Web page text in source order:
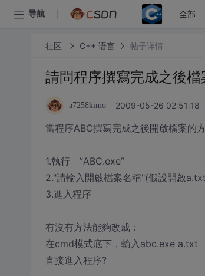
导航 全部
社区 C++ 语言 帖子详情
請問程序撰寫完成之後
a7258kimo 2009-05-26 02:51:18
當程序ABC撰寫完成之後開啟檔案的
1.執行 ”ABC.exe”
2."請輸入開啟檔案名稱"(假設開啟
3.進入程序
有沒有方法能夠改成：
在cmd模式底下，輸入abc.exe a.txt
直接進入程序?